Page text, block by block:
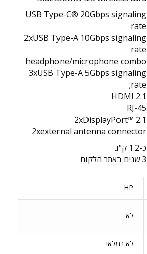
USB Type-C® 20Gbps signaling
rate
2xUSB Type-A 10Gbps signaling
rate
headphone/microphone combo
3xUSB Type-A 5Gbps signaling
rate;
HDMI 2.1
RJ-45
2xDisplayPort™ 2.1
2xexternal antenna connector
כ-1.2 ק"ג
3 שנים באתר הלקוח
HP
לא
לא במלאי